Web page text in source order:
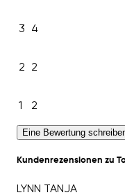
3 4
2 2
1 2
Eine Bewertung
Kundenrezensionen zu
LYNN TANJA